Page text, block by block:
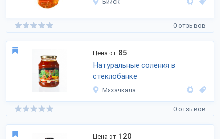
Бийск
0 отзывов
Цена от 85
Натуральные соления в
стеклобанке
Махачкала
0 отзывов
Цена от 120